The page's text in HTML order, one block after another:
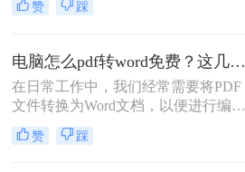
法可以实现这一目标。那么如何免费
几种常用的免费PDF转Word的方法，
帮助用户高效地完成转换工作。
赞 踩
电脑怎么pdf转word免费？这几个转换方法快来看看！
在日常工作中，我们经常需要将PDF
文件转换为Word文档，以便进行编辑
或进一步处理。虽然市面上有许多专
业的软件和服务可以实现这一转换，
赞 踩